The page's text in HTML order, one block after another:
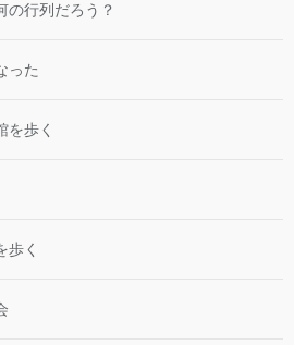
行列だろう？
った
を歩く
歩く